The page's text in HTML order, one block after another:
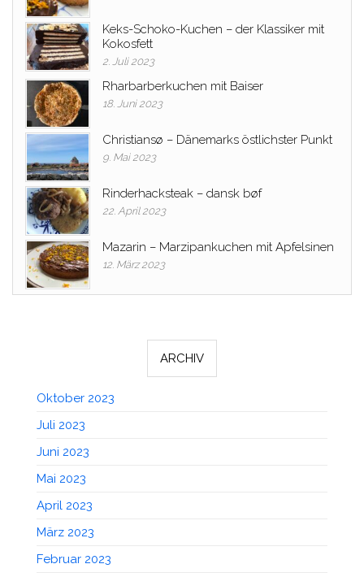
Keks-Schoko-Kuchen – der Klassiker mit
Kokosfett
2. Juli 2023
Rharbarberkuchen mit Baiser
18. Juni 2023
Christiansø – Dänemarks östlichster Punkt
9. Mai 2023
Rinderhacksteak – dansk bøf
22. April 2023
Mazarin – Marzipankuchen mit Apfelsinen
12. März 2023
ARCHIV
Oktober 2023
Juli 2023
Juni 2023
Mai 2023
April 2023
März 2023
Februar 2023